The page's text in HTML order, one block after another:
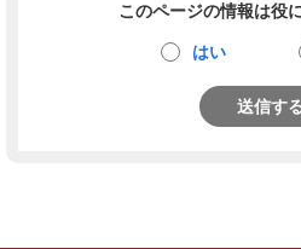
このページの情報は役
はい
送信す